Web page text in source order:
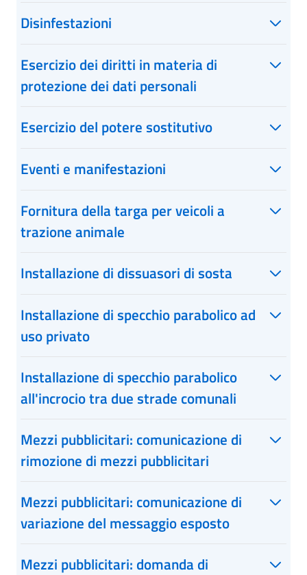
Disinfestazioni
Esercizio dei diritti in materia di
protezione dei dati personali
Esercizio del potere sostitutivo
Eventi e manifestazioni
Fornitura della targa per veicoli a
trazione animale
Installazione di dissuasori di sosta
Installazione di specchio parabolico ad
uso privato
Installazione di specchio parabolico
all'incrocio tra due strade comunali
Mezzi pubblicitari: comunicazione di
rimozione di mezzi pubblicitari
Mezzi pubblicitari: comunicazione di
variazione del messaggio esposto
Mezzi pubblicitari: domanda di